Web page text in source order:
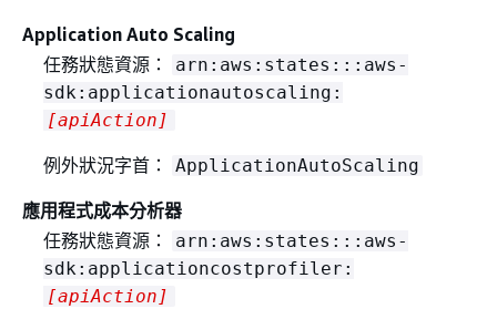
Application Auto Scaling
任務狀態資源：
arn:aws:states:::aws-
sdk:applicationautoscaling:
[apiAction]
例外狀況字首： ApplicationAutoScaling
應用程式成本分析器
任務狀態資源：
arn:aws:states:::aws-
sdk:applicationcostprofiler:
[apiAction]